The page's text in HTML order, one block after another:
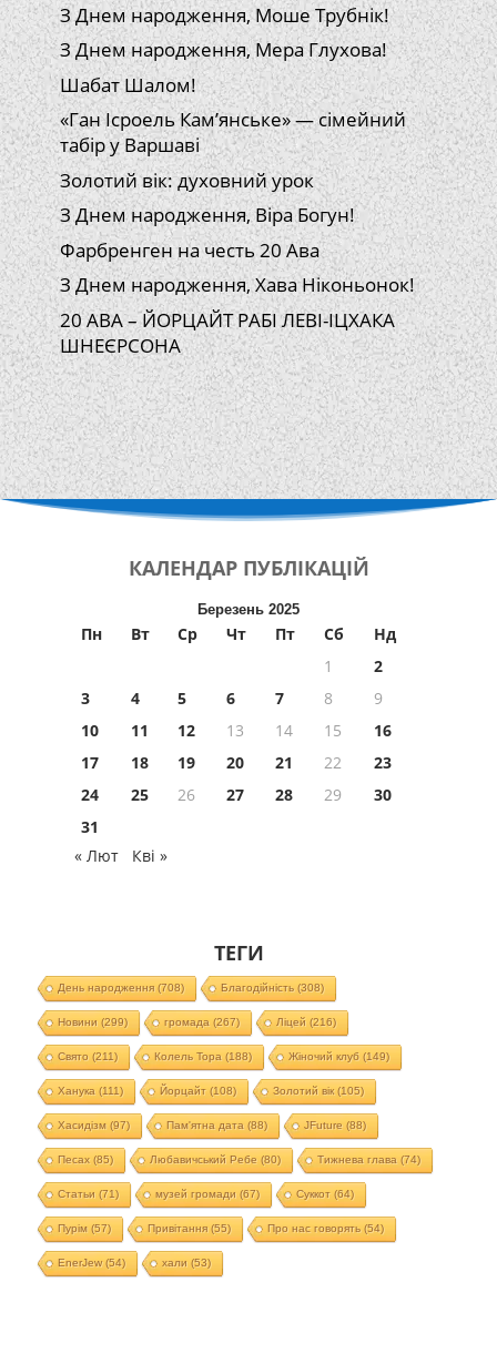
З Днем народження, Моше Трубнік!
З Днем народження, Мера Глухова!
Шабат Шалом!
«Ган Ісроель Кам’янське» — сімейний
табір у Варшаві
Золотий вік: духовний урок
З Днем народження, Віра Богун!
Фарбренген на честь 20 Ава
З Днем народження, Хава Ніконьонок!
20 АВА – ЙОРЦАЙТ РАБІ ЛЕВІ-ІЦХАКА
ШНЕЄРСОНА
КАЛЕНДАР ПУБЛІКАЦІЙ
Березень 2025
Пн Вт Ср Чт Пт Сб
Нд
1
2
3
4 5 6 7 8
9
10
11 12 13 14 15
16
17
18 19 20 21 22
23
24
25 26 27 28 29
30
31
« Лют
Кві »
ТЕГИ
День народження(708) Благодійність (308)
Новини (299) громада (267) Ліцей (216)
Свято (211) Колель Тора (188) Жіночий клуб (149)
Ханука (111) Йорцайт (108) Золотий вік(105)
Хасидізм (97) Пам'ятна дата (88) JFuture (88)
Песах(85) Любавичський Ребе (80) Тижнева глава (74)
Статьи (71) музей громади (67) Суккот (64)
Пурім (57) Привітання(55) Про нас говорять (54)
EnerJew(54) хали (53)